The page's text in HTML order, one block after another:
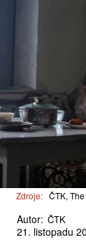
Zdroje: ČTK,
Autor: ČTK
21. listopadu